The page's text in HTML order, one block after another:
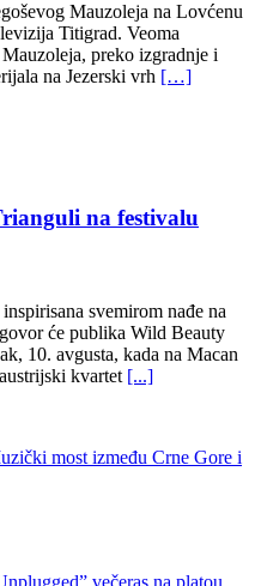
Mauzoleja na Lovćenu
Titigrad. Veoma
preko izgradnje i
na Jezerski vrh […]
na festivalu
svemirom nađe na
će publika Wild Beauty
10. avgusta, kada na Macan
kvartet [...]
most između Crne Gore i